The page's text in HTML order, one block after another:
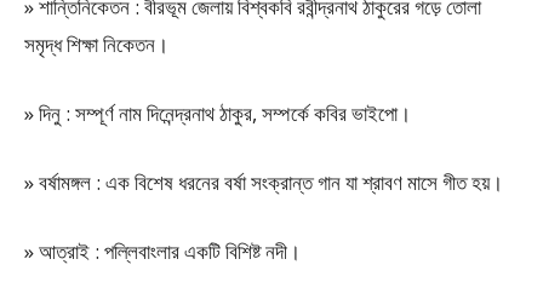
» শান্তিনিকেতন : বীরভূম জেলায় বিশ্বকবি রবীন্দ্রনাথ ঠাকুরের গড়ে তোলা
সমৃদ্ধ শিক্ষা নিকেতন।
» দিনু : সম্পূর্ণ নাম দিনেন্দ্রনাথ ঠাকুর, সম্পর্কে কবির ভাইপো।
» বর্ষামঙ্গল : এক বিশেষ ধরনের বর্ষা সংক্রান্ত গান যা শ্রাবণ মাসে গীত হয়।
» আত্রাই : পল্লিবাংলার একটি বিশিষ্ট নদী।